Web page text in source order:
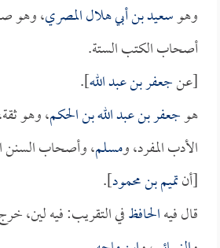
وهوسعيد بن أبي هلال المصري، وهو
أصحاب الكتب الستة.
[عنجعفر بن عبد الله].
هوجعفر بن عبد الله بن الحكم، وهو
الأدب المفرد، ومسلم، وأصحاب السنن
[أنتميم بن محمود].
قال فيهالحافظفي التقريب: فيه لين،